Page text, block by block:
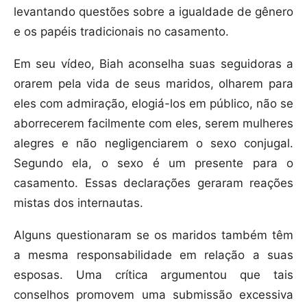
levantando questões sobre a igualdade de gênero
e os papéis tradicionais no casamento.
Em seu vídeo, Biah aconselha suas seguidoras a
orarem pela vida de seus maridos, olharem para
eles com admiração, elogiá-los em público, não se
aborrecerem facilmente com eles, serem mulheres
alegres e não negligenciarem o sexo conjugal.
Segundo ela, o sexo é um presente para o
casamento. Essas declarações geraram reações
mistas dos internautas.
Alguns questionaram se os maridos também têm
a mesma responsabilidade em relação a suas
esposas. Uma crítica argumentou que tais
conselhos promovem uma submissão excessiva